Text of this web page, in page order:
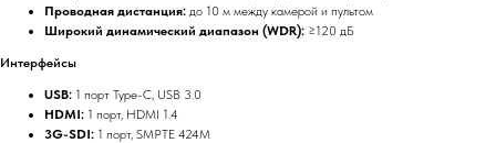
Проводная дистанция: до 10 м между камерой и пультом
Широкий динамический диапазон (WDR): ≥120 дБ
Интерфейсы
USB: 1 порт Type-C, USB 3.0
HDMI: 1 порт, HDMI 1.4
3G-SDI: 1 порт, SMPTE 424M